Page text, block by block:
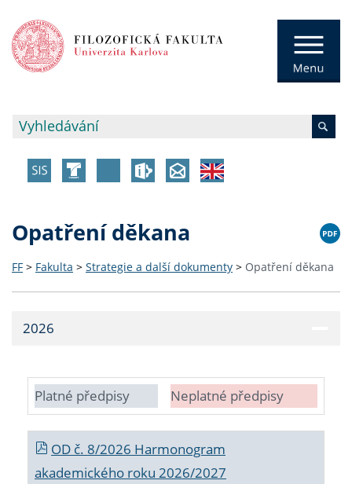
Opatření děkana
FF > Fakulta > Strategie a další dokumenty > Opatření děkana
2026
Platné předpisy Neplatné předpisy
OD č. 8/2026 Harmonogram
akademického roku 2026/2027